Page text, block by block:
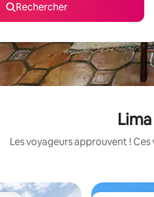
Rechercher
Les voyageurs approuvent !